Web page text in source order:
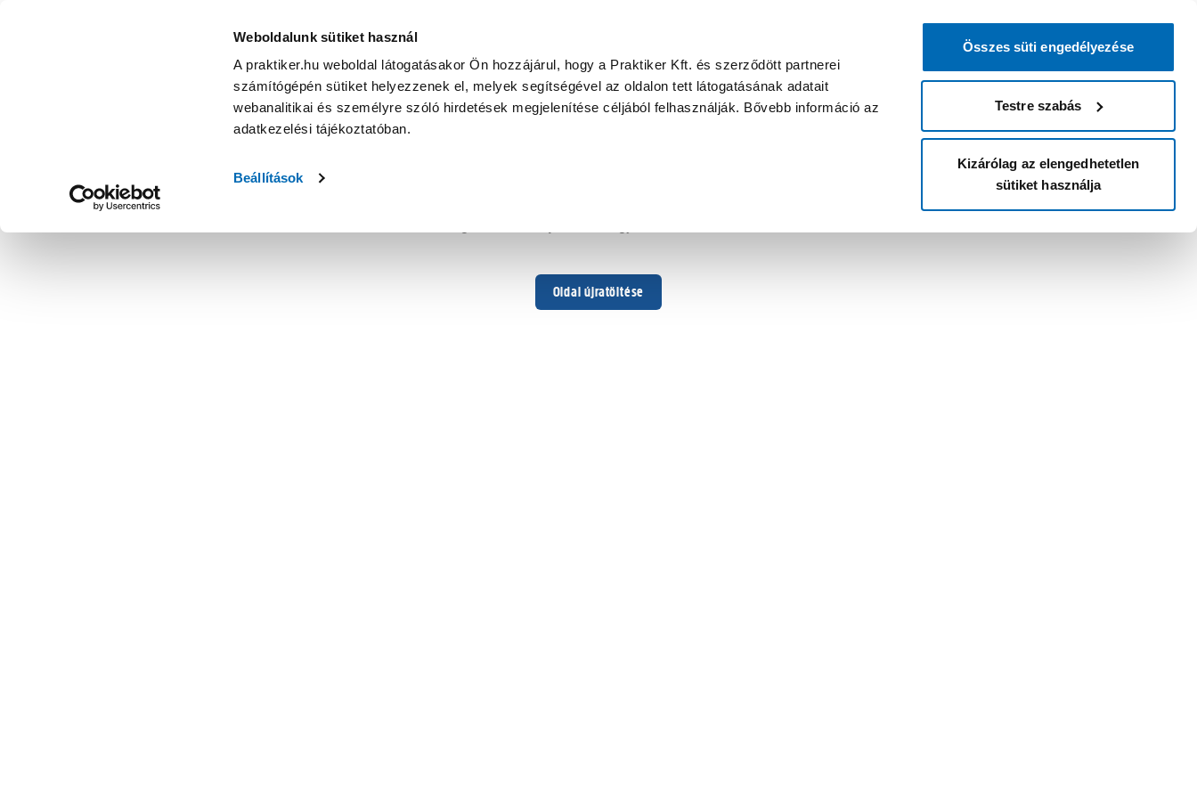
Weboldalunk sütiket használ
A praktiker.hu weboldal látogatásakor Ön hozzájárul, hogy a Praktiker Kft. és szerződött partnerei
számítógépén sütiket helyezzenek el, melyek segítségével az oldalon tett látogatásának adatait
webanalitikai és személyre szóló hirdetések megjelenítése céljából felhasználják. Bővebb információ az
adatkezelési tájékoztatóban.
Beállítások
Összes süti engedélyezése
Testre szabás
Kizárólag az elengedhetetlen
sütiket használja
Oldal újratöltése